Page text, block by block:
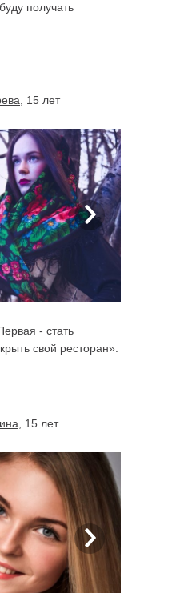
получать
, 15 лет
- стать
свой ресторан».
, 15 лет